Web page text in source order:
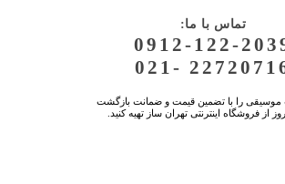
:تماس با ما
0912-122-
021-
موسیقی را با تضمین قیمت و ضمانت بازگشت